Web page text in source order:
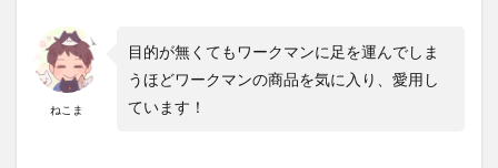
ねこま
目的が無くてもワークマンに足を運んでしま
うほどワークマンの商品を気に入り、愛用し
ています！